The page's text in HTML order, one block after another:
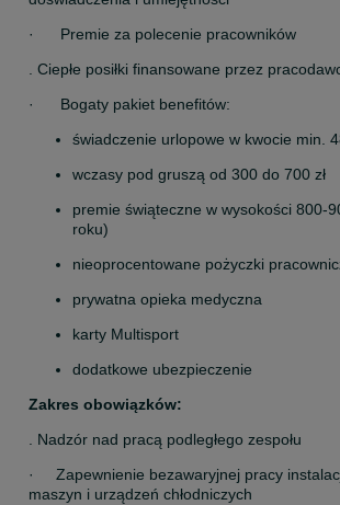
·      Premie za polecenie pracowników
. Ciepłe posiłki finansowane przez
·      Bogaty pakiet benefitów:
świadczenie urlopowe w kwocie min.
wczasy pod gruszą od 300 do 700 zł
premie świąteczne w wysokości 800-
roku)
nieoprocentowane pożyczki
prywatna opieka medyczna
karty Multisport
dodatkowe ubezpieczenie
Zakres obowiązków:
. Nadzór nad pracą podległego zespołu
·     Zapewnienie bezawaryjnej pracy
maszyn i urządzeń chłodniczych